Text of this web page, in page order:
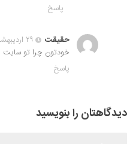
پاسخ
حقیقت
۲۹ اردیبهشت, ۱۴۰۱ در ۳:۰۰ ب٫ظ
خودتون چرا تو
پاسخ
دیدگاهتان را بنویسید